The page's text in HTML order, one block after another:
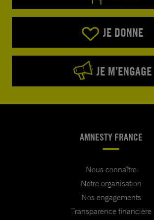
JE DONNE
JE M’ENGAGE
AMNESTY FRANCE
Nous connaître
Notre organisation
Nos engagements
Transparence financière